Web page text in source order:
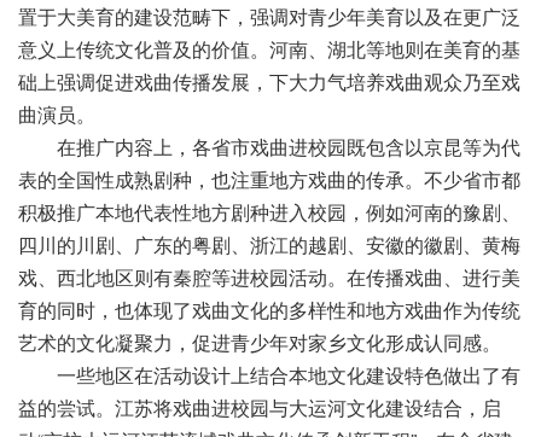
置于大美育的建设范畴下，强调对青少年美育以及在更广泛
意义上传统文化普及的价值。河南、湖北等地则在美育的基
础上强调促进戏曲传播发展，下大力气培养戏曲观众乃至戏
曲演员。
在推广内容上，各省市戏曲进校园既包含以京昆等为代
表的全国性成熟剧种，也注重地方戏曲的传承。不少省市都
积极推广本地代表性地方剧种进入校园，例如河南的豫剧、
四川的川剧、广东的粤剧、浙江的越剧、安徽的徽剧、黄梅
戏、西北地区则有秦腔等进校园活动。在传播戏曲、进行美
育的同时，也体现了戏曲文化的多样性和地方戏曲作为传统
艺术的文化凝聚力，促进青少年对家乡文化形成认同感。
一些地区在活动设计上结合本地文化建设特色做出了有
益的尝试。江苏将戏曲进校园与大运河文化建设结合，启